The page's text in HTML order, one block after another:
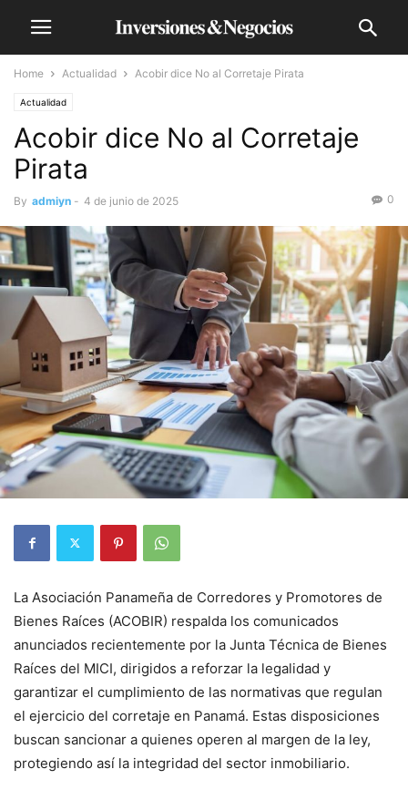
Home Actualidad Acobir dice No al Corretaje Pirata
Actualidad
Acobir dice No al Corretaje
Pirata
By admiyn - 4 de junio de 2025 0
La Asociación Panameña de Corredores y Promotores de
Bienes Raíces (ACOBIR) respalda los comunicados
anunciados recientemente por la Junta Técnica de Bienes
Raíces del MICI, dirigidos a reforzar la legalidad y
garantizar el cumplimiento de las normativas que regulan
el ejercicio del corretaje en Panamá. Estas disposiciones
buscan sancionar a quienes operen al margen de la ley,
protegiendo así la integridad del sector inmobiliario.